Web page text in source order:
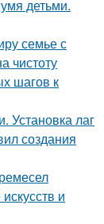
детьми.
семье с
чистоту
шагов к
Установка лаг
создания
и